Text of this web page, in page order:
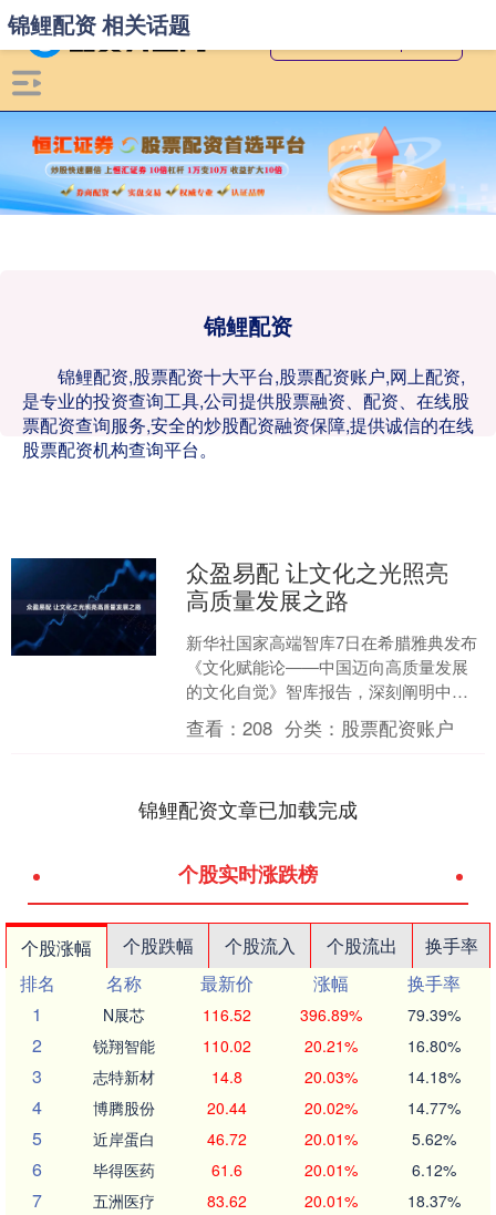
锦鲤配资
锦鲤配资,股票配资十大平台,股票配资账户,网上配资,
是专业的投资查询工具,公司提供股票融资、配资、在线股
票配资查询服务,安全的炒股配资融资保障,提供诚信的在线
股票配资机构查询平台。
锦鲤配资 相关话题
众盈易配 让文化之光照亮
高质量发展之路
新华社国家高端智库7日在希腊雅典发布
《文化赋能论——中国迈向高质量发展
的文化自觉》智库报告，深刻阐明中国
高扬推动高质量发展的文化之帆，系统
解析以文化赋能经济社会....
查看：208 分类： 股票配资账户
锦鲤配资文章已加载完成
个股实时涨跌榜
个股涨幅 个股跌幅 个股流入 个股流出
换手率
排名
名称 最新价 涨幅
换手率
1
N展芯 116.52 396.89% 79.39%
2 锐翔智能 110.02 20.21% 16.80%
3 志特新材 14.8 20.03% 14.18%
4 博腾股份 20.44 20.02% 14.77%
5 近岸蛋白 46.72 20.01% 5.62%
6 毕得医药 61.6 20.01% 6.12%
7 五洲医疗 83.62 20.01% 18.37%